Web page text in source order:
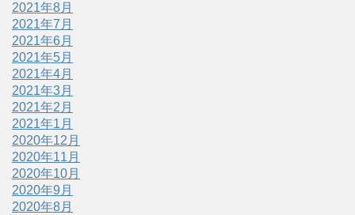
2021年8月
2021年7月
2021年6月
2021年5月
2021年4月
2021年3月
2021年2月
2021年1月
2020年12月
2020年11月
2020年10月
2020年9月
2020年8月